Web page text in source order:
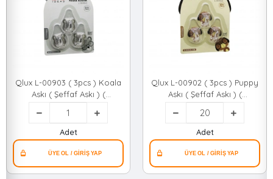
Qlux L-00903 ( 3pcs ) Koala
Askı ( Şeffaf Askı ) (
Yapışkanlı Montaj )*60
Adet
Qlux L-00902 ( 3pcs ) Puppy
Askı ( Şeffaf Askı ) (
Yapışkanlı Montaj )*20x2
Adet